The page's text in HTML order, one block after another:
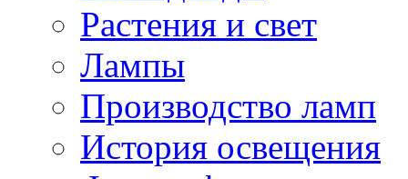
Растения и свет
Лампы
Производство ламп
История освещения